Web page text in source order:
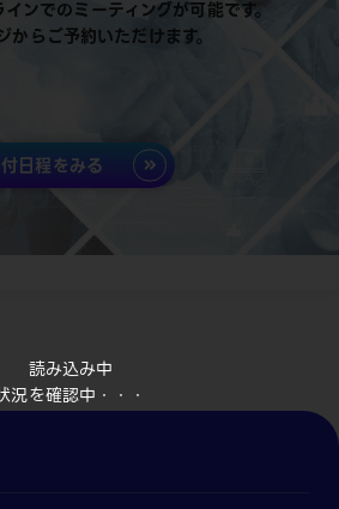
読み込み中
況を確認中・・・
ンでのミーティングが可能です。
からご予約いただけます。
日程をみる